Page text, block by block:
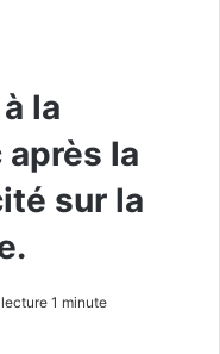
la
après la
sur la
1 minute